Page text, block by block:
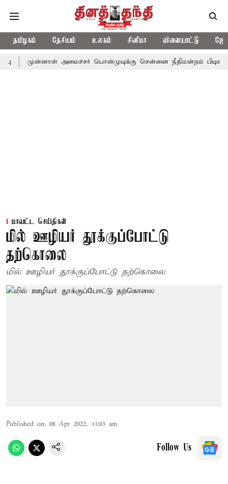
தமிழகம் தேசியம் உலகம் சினிமா விளையாட்டு
அமைச்சர் பொன்முடிக்கு சென்னை நீதிமன்றம் பிடிவாராண்ட்
மாவட்ட செய்திகள்
மில் ஊழியர் தூக்குப்போட்டு
தற்கொலை
மில் ஊழியர் தூக்குப்போட்டு தற்கொலை
Published on: 08 Apr 2022, 11:03 am
Follow Us